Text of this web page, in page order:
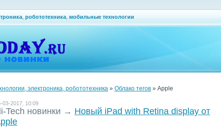
робототехника мобильные технологии
электроника, робототехника » Облако тегов » Apple
03-2017, 10:09
Tech новинки → Новый iPad with Retina display от